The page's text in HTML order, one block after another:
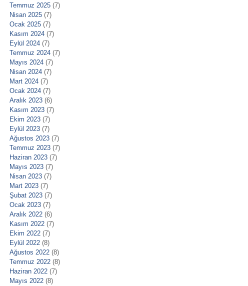
Temmuz 2025 (7)
Nisan 2025 (7)
Ocak 2025 (7)
Kasım 2024 (7)
Eylül 2024 (7)
Temmuz 2024 (7)
Mayıs 2024 (7)
Nisan 2024 (7)
Mart 2024 (7)
Ocak 2024 (7)
Aralık 2023 (6)
Kasım 2023 (7)
Ekim 2023 (7)
Eylül 2023 (7)
Ağustos 2023 (7)
Temmuz 2023 (7)
Haziran 2023 (7)
Mayıs 2023 (7)
Nisan 2023 (7)
Mart 2023 (7)
Şubat 2023 (7)
Ocak 2023 (7)
Aralık 2022 (6)
Kasım 2022 (7)
Ekim 2022 (7)
Eylül 2022 (8)
Ağustos 2022 (8)
Temmuz 2022 (8)
Haziran 2022 (7)
Mayıs 2022 (8)